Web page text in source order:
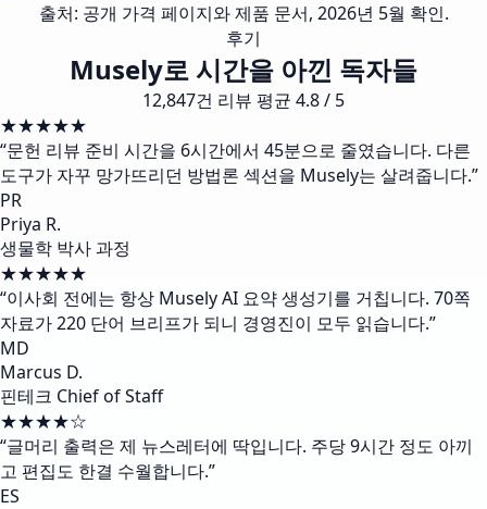
출처: 공개 가격 페이지와 제품 문서, 2026년 5월 확인.
후기
Musely로 시간을 아낀 독자들
12,847건 리뷰 평균 4.8 / 5
★★★★★
“문헌 리뷰 준비 시간을 6시간에서 45분으로 줄였습니다. 다른
도구가 자꾸 망가뜨리던 방법론 섹션을 Musely는 살려줍니다.”
PR
Priya R.
생물학 박사 과정
★★★★★
“이사회 전에는 항상 Musely AI 요약 생성기를 거칩니다. 70쪽
자료가 220 단어 브리프가 되니 경영진이 모두 읽습니다.”
MD
Marcus D.
핀테크 Chief of Staff
★★★★☆
“글머리 출력은 제 뉴스레터에 딱입니다. 주당 9시간 정도 아끼
고 편집도 한결 수월합니다.”
ES